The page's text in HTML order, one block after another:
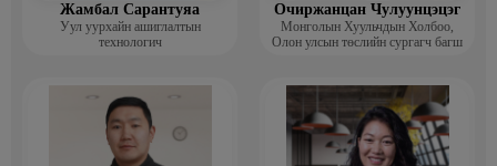
Жамбал Сарантуяа
Уул уурхайн ашиглалтын
технологич
Очиржанцан Чулуунцэцэг
Монголын Хуульчдын Холбоо,
Олон улсын төслийн сургагч багш